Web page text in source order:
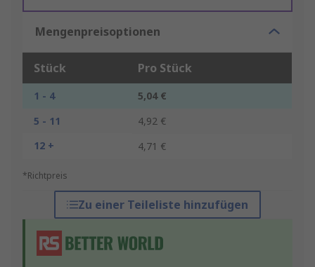
Mengenpreisoptionen
Stück Pro Stück
1 - 4
5,04 €
5 - 11
4,92 €
12 +
4,71 €
*Richtpreis
Zu einer Teileliste hinzufügen